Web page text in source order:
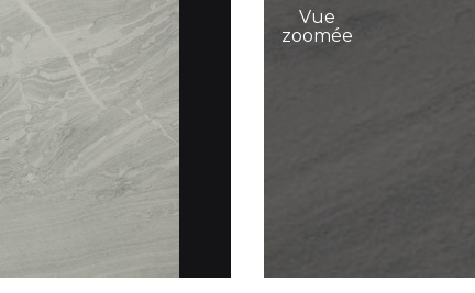
Vue
zoomée